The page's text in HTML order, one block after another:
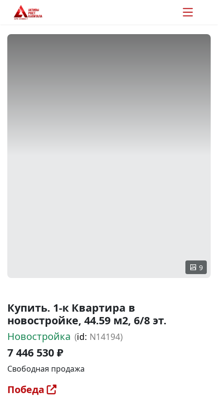
9
Купить. 1-к Квартира в
новостройке, 44.59 м2, 6/8 эт.
Новостройка (id: N14194)
7 446 530 ₽
Свободная продажа
Победа